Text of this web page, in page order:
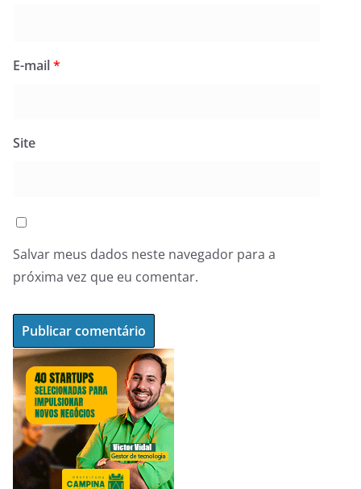
E-mail*
Site
Salvar meus dados neste navegador para a
próxima vez que eu comentar.